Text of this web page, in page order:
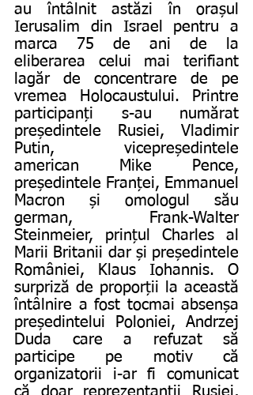
au întâlnit astăzi în orașul
Ierusalim din Israel pentru a
marca 75 de ani de la
eliberarea celui mai terifiant
lagăr de concentrare de pe
vremea Holocaustului. Printre
participanți s-au numărat
președintele Rusiei, Vladimir
Putin, vicepreședintele
american Mike Pence,
președintele Franței, Emmanuel
Macron și omologul său
german, Frank-Walter
Steinmeier, prințul Charles al
Marii Britanii dar și președintele
României, Klaus Iohannis. O
surpriză de proporții la această
întâlnire a fost tocmai absenșa
președintelui Poloniei, Andrzej
Duda care a refuzat să
participe pe motiv că
organizatorii i-ar fi comunicat
că doar reprezentanții Rusiei,